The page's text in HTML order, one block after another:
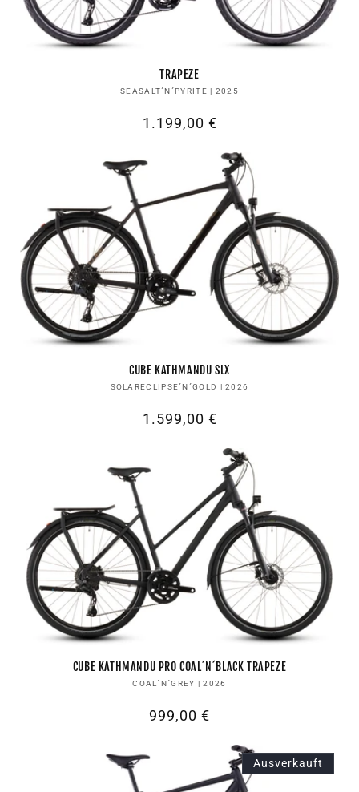
TRAPEZE
Anbieter:
SEASALT´N´PYRITE | 2025
Normaler
1.199,00 €
CUBE KATHMANDU SLX
Anbieter:
SOLARECLIPSE´N´GOLD | 2026
Normaler
1.599,00 €
CUBE KATHMANDU PRO COAL´N´BLACK TRAPEZE
Anbieter:
COAL´N´GREY | 2026
Normaler
999,00 €
Ausverkauft